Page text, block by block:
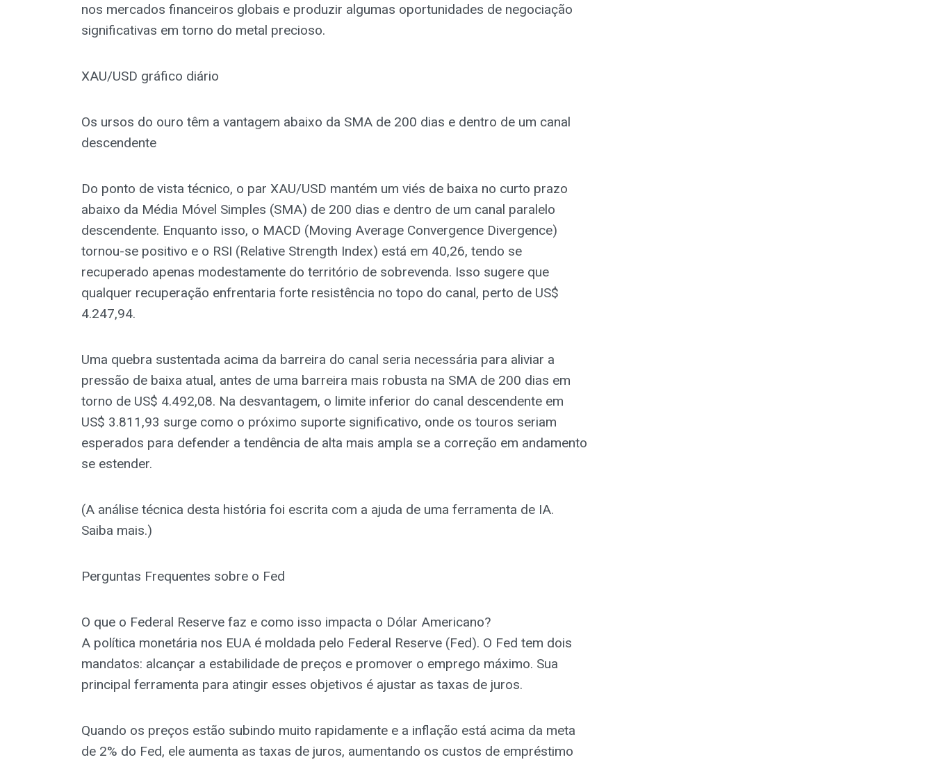
nos mercados financeiros globais e produzir algumas oportunidades de negociação
significativas em torno do metal precioso.
XAU/USD gráfico diário
Os ursos do ouro têm a vantagem abaixo da SMA de 200 dias e dentro de um canal
descendente
Do ponto de vista técnico, o par XAU/USD mantém um viés de baixa no curto prazo
abaixo da Média Móvel Simples (SMA) de 200 dias e dentro de um canal paralelo
descendente. Enquanto isso, o MACD (Moving Average Convergence Divergence)
tornou-se positivo e o RSI (Relative Strength Index) está em 40,26, tendo se
recuperado apenas modestamente do território de sobrevenda. Isso sugere que
qualquer recuperação enfrentaria forte resistência no topo do canal, perto de US$
4.247,94.
Uma quebra sustentada acima da barreira do canal seria necessária para aliviar a
pressão de baixa atual, antes de uma barreira mais robusta na SMA de 200 dias em
torno de US$ 4.492,08. Na desvantagem, o limite inferior do canal descendente em
US$ 3.811,93 surge como o próximo suporte significativo, onde os touros seriam
esperados para defender a tendência de alta mais ampla se a correção em andamento
se estender.
(A análise técnica desta história foi escrita com a ajuda de uma ferramenta de IA.
Saiba mais.)
Perguntas Frequentes sobre o Fed
O que o Federal Reserve faz e como isso impacta o Dólar Americano?
A política monetária nos EUA é moldada pelo Federal Reserve (Fed). O Fed tem dois
mandatos: alcançar a estabilidade de preços e promover o emprego máximo. Sua
principal ferramenta para atingir esses objetivos é ajustar as taxas de juros.
Quando os preços estão subindo muito rapidamente e a inflação está acima da meta
de 2% do Fed, ele aumenta as taxas de juros, aumentando os custos de empréstimo